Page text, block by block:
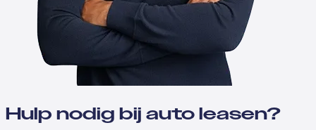
Hulp nodig bij auto leasen?